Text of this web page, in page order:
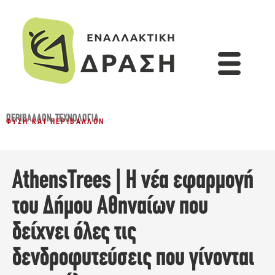
ΠΕΡΙΒΆΛΛΟΝ,ΤΕΧΝΟΛΟΓΊΑ
ΦΎΣΗ ΚΑΙ ΠΕΡΙΒΆΛΛΟΝ
AthensTrees | Η νέα εφαρμογή
του Δήμου Αθηναίων που
δείχνει όλες τις
δενδροφυτεύσεις που γίνονται